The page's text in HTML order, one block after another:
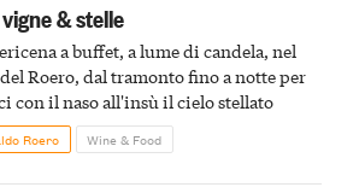
& stelle
a buffet, a lume di candela, nel
Roero, dal tramonto fino a notte per
con il naso all'insù il cielo stellato
Roero Wine & Food